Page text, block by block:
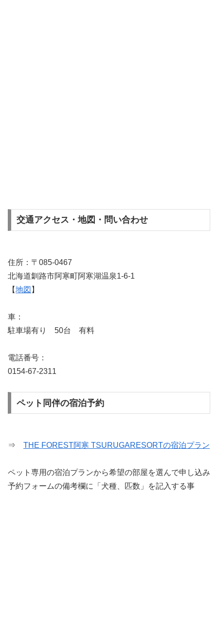
交通アクセス・地図・問い合わせ
住所：〒085-0467
北海道釧路市阿寒町阿寒湖温泉1-6-1
【地図 】
車：
駐車場有り 50台 有料
電話番号：
0154-67-2311
ペット同伴の宿泊予約
⇒ THE FOREST阿寒 TSURUGARESORTの宿泊プラン
ペット専用の宿泊プランから希望の部屋を選んで申し込み
予約フォームの備考欄に「犬種、匹数」を記入する事